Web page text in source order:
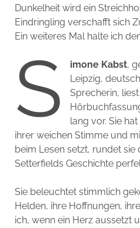
Dunkelheit wird ein
Eindringling verschafft sich
Ein weiteres Mal halte ich
S imone Kabst,
Leipzig,
Sprecherin,
lang vor. Sie
ihrer weichen Stimme und
beim Lesen setzt, rundet sie
Setterfields Geschichte
Sie beleuchtet stimmlich
Helden, ihre Hoffnungen,
ich, wenn ein Herz aussetzt